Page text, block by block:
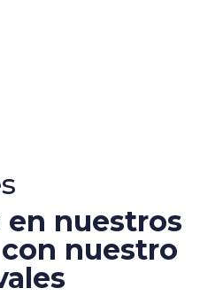
nuestros
nuestro